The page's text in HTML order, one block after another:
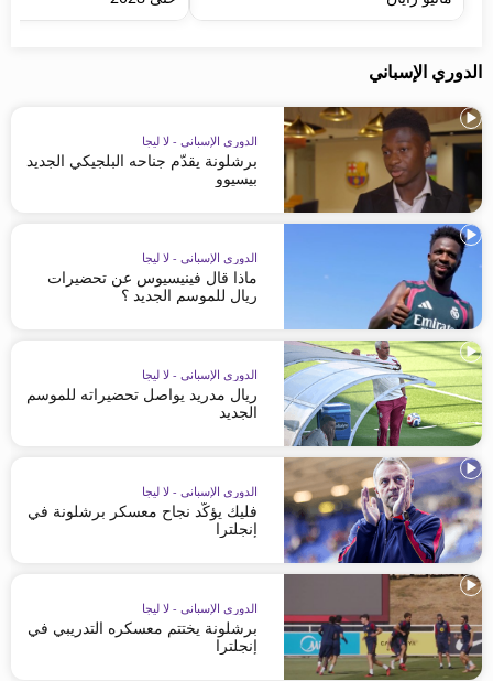
الدوري الإسباني
الدوري الإسباني - لا ليجا
برشلونة يقدّم جناحه البلجيكي الجديد
بيسيوو
الدوري الإسباني - لا ليجا
ماذا قال فينيسيوس عن تحضيرات
ريال للموسم الجديد ؟
الدوري الإسباني - لا ليجا
ريال مدريد يواصل تحضيراته للموسم
الجديد
الدوري الإسباني - لا ليجا
فليك يؤكّد نجاح معسكر برشلونة في
إنجلترا
الدوري الإسباني - لا ليجا
برشلونة يختتم معسكره التدريبي في
إنجلترا